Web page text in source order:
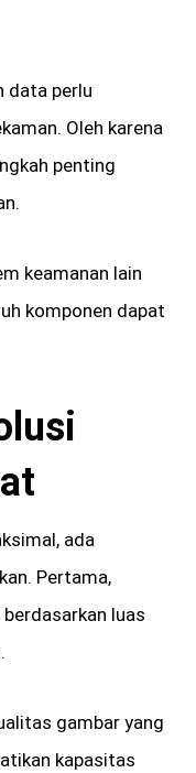
data perlu
Oleh karena
penting
keamanan lain
komponen dapat
ada
Pertama,
luas
gambar yang
kapasitas